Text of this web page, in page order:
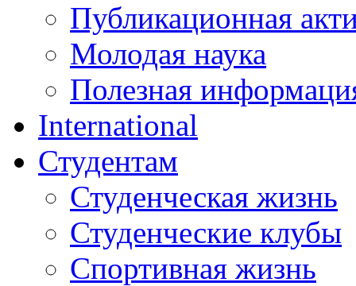
Публикационная
Молодая наука
Полезная
International
Студентам
Студенческая жизнь
Студенческие клубы
Спортивная жизнь